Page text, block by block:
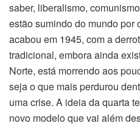
saber, liberalismo,
estão sumindo do mundo por
acabou em 1945, com a
tradicional, embora ainda
Norte, está morrendo aos
seja o que mais perdurou
uma crise. A ideia da quarta
novo modelo que vai além